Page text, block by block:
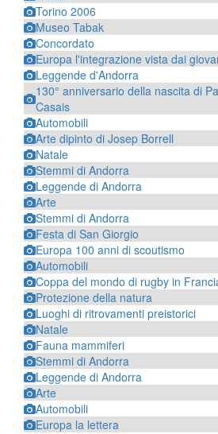
Torino 2006
Museo Tabak
Concordato
Europa l'integrazione vista dai
Leggende d'Andorra
130° anniversario della nascita di
Casais
Automobili
Arte dipinto di Josep Borrell
Natale
Stemmi di Andorra
Leggende di Andorra
Arte
Stemmi di Andorra
Festa di San Giorgio
Europa 100 anni di scoutismo
Automobili
Coppa del mondo di rugby in
Protezione della natura
Luoghi di ritrovamenti preistorici
Natale
Fauna mammiferi
Stemmi di Andorra
Leggende di Andorra
Arte
Automobili
Europa la lettera